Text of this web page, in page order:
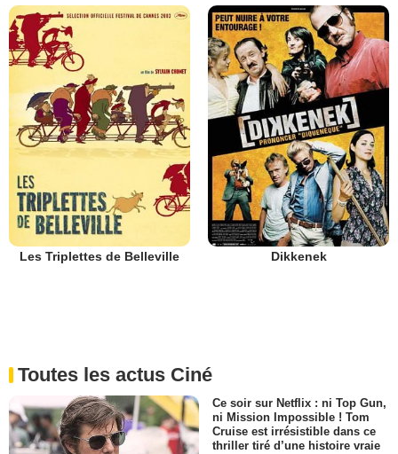
Les Triplettes de Belleville Dikkenek
Toutes les actus Ciné
Ce soir sur Netflix : ni Top Gun,
ni Mission Impossible ! Tom
Cruise est irrésistible dans ce
thriller tiré d’une histoire vraie